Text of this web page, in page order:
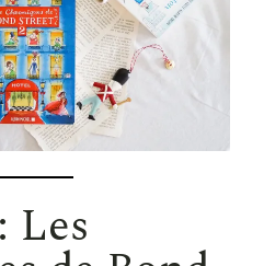
Les